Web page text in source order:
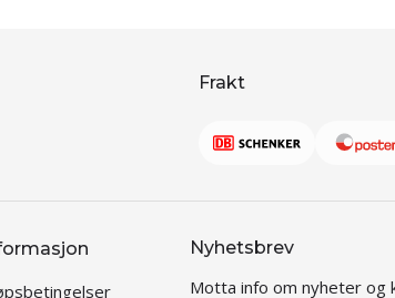
Frakt
Nyhetsbrev
Motta info om nyheter og